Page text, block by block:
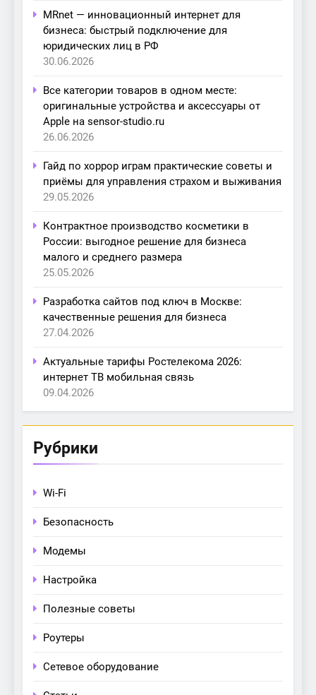
MRnet — инновационный интернет для
бизнеса: быстрый подключение для
юридических лиц в РФ
30.06.2026
Все категории товаров в одном месте:
оригинальные устройства и аксессуары от
Apple на sensor-studio.ru
26.06.2026
Гайд по хоррор играм практические советы и
приёмы для управления страхом и выживания
29.05.2026
Контрактное производство косметики в
России: выгодное решение для бизнеса
малого и среднего размера
25.05.2026
Разработка сайтов под ключ в Москве:
качественные решения для бизнеса
27.04.2026
Актуальные тарифы Ростелекома 2026:
интернет ТВ мобильная связь
09.04.2026
Рубрики
Wi-Fi
Безопасность
Модемы
Настройка
Полезные советы
Роутеры
Сетевое оборудование